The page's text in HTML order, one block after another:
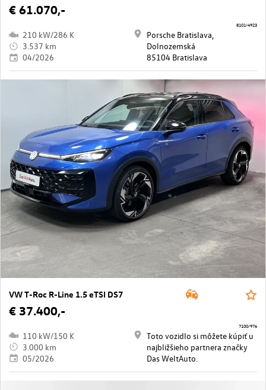
€ 61.070,-
210 kW/286 K
3.537 km
04/2026
Porsche Bratislava,
Dolnozemská
85104 Bratislava
8101/4923
VW T-Roc R-Line 1.5 eTSI DS7
€ 37.400,-
110 kW/150 K
3.000 km
05/2026
Toto vozidlo si môžete kúpiť u
najbližšieho partnera značky
Das WeltAuto.
7100/976